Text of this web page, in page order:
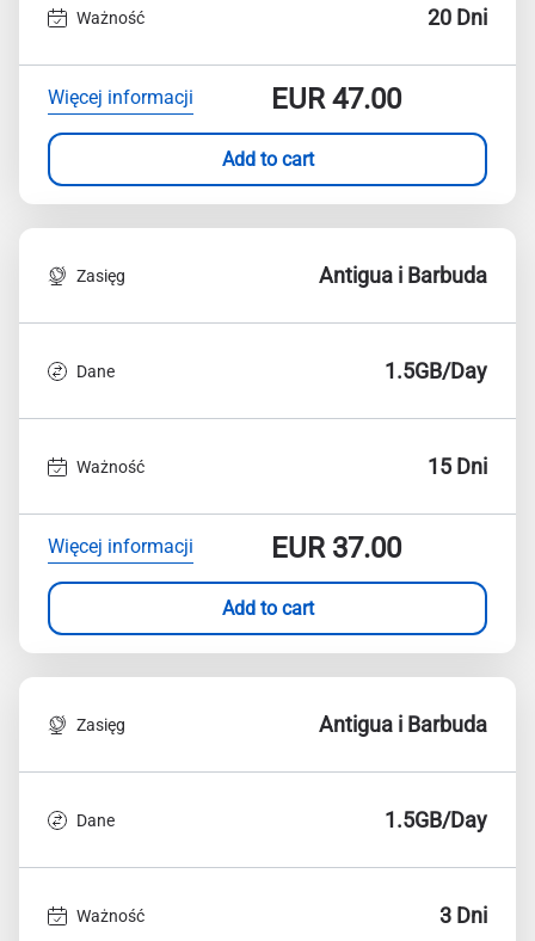
Ważność 20 Dni
Więcej informacji EUR47.00
Add to cart
Zasięg Antigua i Barbuda
Dane 1.5GB/Day
Ważność 15 Dni
Więcej informacji EUR37.00
Add to cart
Zasięg Antigua i Barbuda
Dane 1.5GB/Day
Ważność 3 Dni